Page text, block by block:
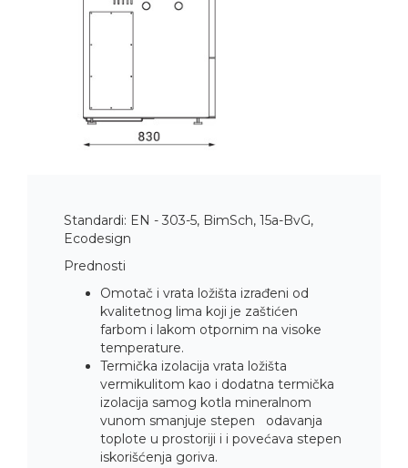
Standardi: EN - 303-5, BimSch, 15a-BvG,
Ecodesign
Prednosti
Omotač i vrata ložišta izrađeni od
kvalitetnog lima koji je zaštićen
farbom i lakom otpornim na visoke
temperature.
Termička izolacija vrata ložišta
vermikulitom kao i dodatna termička
izolacija samog kotla mineralnom
vunom smanjuje stepen odavanja
toplote u prostoriji i i povećava stepen
iskorišćenja goriva.